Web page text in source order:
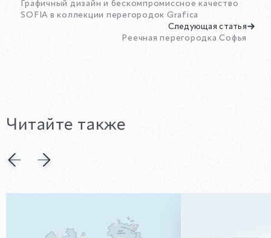
Графичный дизайн и бескомпромиссное качество
SOFIA в коллекции перегородок Grafica
Следующая статья
Реечная перегородка Софья
Читайте также